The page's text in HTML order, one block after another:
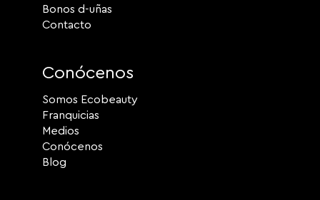
Bonos d-uñas
Contacto
Conócenos
Somos Ecobeauty
Franquicias
Medios
Conócenos
Blog